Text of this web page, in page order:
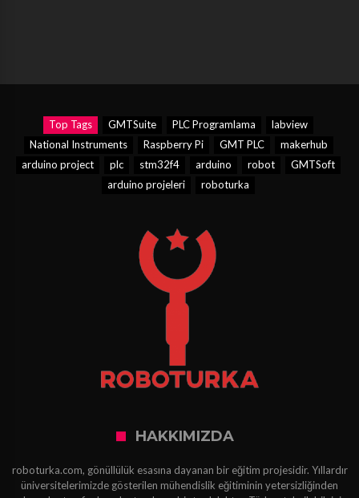
Top Tags GMTSuite PLC Programlama
labview
National Instruments
Raspberry Pi GMT PLC
makerhub
arduino project
plc stm32f4 arduino robot
GMTSoft
arduino projeleri
roboturka
HAKKIMIZDA
roboturka.com, gönüllülük esasına dayanan bir eğitim projesidir. Yıllardır
üniversitelerimizde gösterilen mühendislik eğitiminin yetersizliğinden